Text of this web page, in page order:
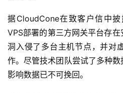
首
据CloudCone在致客户信中
VPS部署的第三方网关平台存
洞入侵了多台主机节点，并对
作。尽管技术团队尝试了多种
影响数据已不可挽回。